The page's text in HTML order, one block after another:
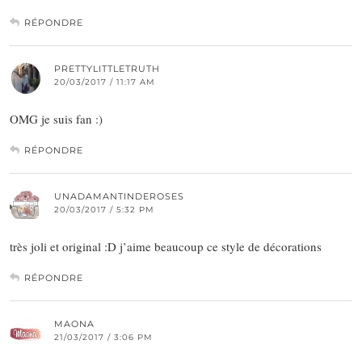
RÉPONDRE
PRETTYLITTLETRUTH
20/03/2017 / 11:17 AM
OMG je suis fan :)
RÉPONDRE
UNADAMANTINDEROSES
20/03/2017 / 5:32 PM
très joli et original :D j’aime beaucoup ce style de décorations
RÉPONDRE
MAONA
21/03/2017 / 3:06 PM